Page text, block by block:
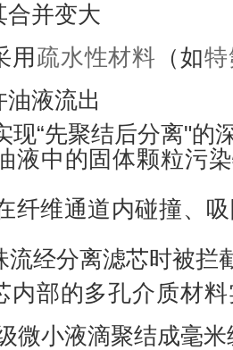
合并变大
用 疏水性材料 （如
液流出
现“先聚结后分离"的
液中的固体颗粒污
纤维通道内碰撞、
流经分离滤芯时被拦
内部的多孔介质材
微小液滴聚结成毫